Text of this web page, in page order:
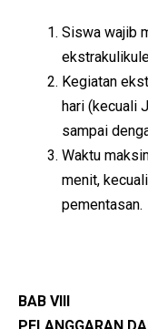
Siswa wajib
Kegiatan
hari (kecuali
sampai
Waktu
menit,
pementasan.
BAB VIII